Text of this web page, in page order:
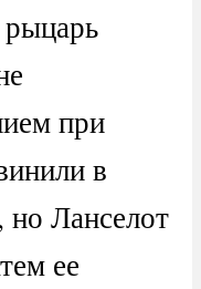
при
в
но Ланселот
ее